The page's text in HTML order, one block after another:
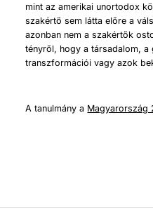
mint az amerikai unortodox
szakértő sem látta előre a
azonban nem a szakértők
tényről, hogy a társadalom, a
transzformációi vagy azok
A tanulmány a Magyarország